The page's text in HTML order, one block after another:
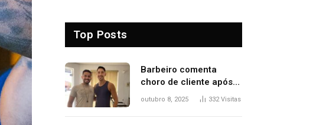
Top Posts
Barbeiro comenta
choro de cliente após
despedida e explica
outubro 8, 2025 332Visitas